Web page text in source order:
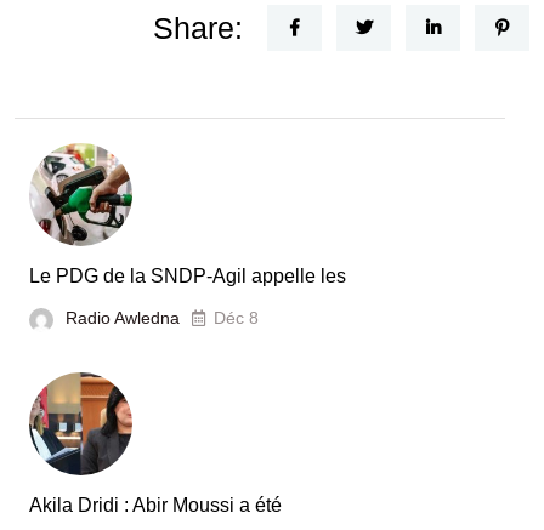
Share:
Le PDG de la SNDP-Agil appelle les
Radio Awledna Déc 8
Akila Dridi : Abir Moussi a été